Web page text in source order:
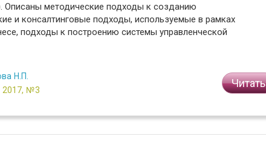
Описаны методические подходы к созданию
и консалтинговые подходы, используемые в рамках
подходы к построению системы управленческой
Н.П.
№3
Читать